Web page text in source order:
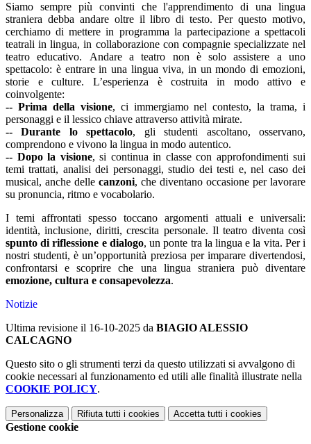
Siamo sempre più convinti che l'apprendimento di una lingua
straniera debba andare oltre il libro di testo. Per questo motivo,
cerchiamo di mettere in programma la partecipazione a spettacoli
teatrali in lingua, in collaborazione con compagnie specializzate nel
teatro educativo. Andare a teatro non è solo assistere a uno
spettacolo: è entrare in una lingua viva, in un mondo di emozioni,
storie e culture. L’esperienza è costruita in modo attivo e
coinvolgente:
-- Prima della visione, ci immergiamo nel contesto, la trama, i
personaggi e il lessico chiave attraverso attività mirate.
-- Durante lo spettacolo, gli studenti ascoltano, osservano,
comprendono e vivono la lingua in modo autentico.
-- Dopo la visione, si continua in classe con approfondimenti sui
temi trattati, analisi dei personaggi, studio dei testi e, nel caso dei
musical, anche delle canzoni, che diventano occasione per lavorare
su pronuncia, ritmo e vocabolario.
I temi affrontati spesso toccano argomenti attuali e universali:
identità, inclusione, diritti, crescita personale. Il teatro diventa così
spunto di riflessione e dialogo, un ponte tra la lingua e la vita. Per i
nostri studenti, è un’opportunità preziosa per imparare divertendosi,
confrontarsi e scoprire che una lingua straniera può diventare
emozione, cultura e consapevolezza.
Notizie
Ultima revisione il 16-10-2025 da BIAGIO ALESSIO
CALCAGNO
Questo sito o gli strumenti terzi da questo utilizzati si avvalgono di
cookie necessari al funzionamento ed utili alle finalità illustrate nella
COOKIE POLICY.
Personalizza Rifiuta tutti i cookies Accetta tutti i cookies
Gestione cookie